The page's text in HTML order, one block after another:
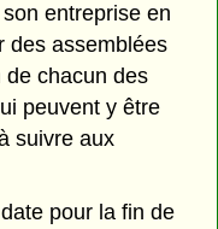
entreprise en
des assemblées
de chacun des
peuvent y être
suivre aux
pour la fin de